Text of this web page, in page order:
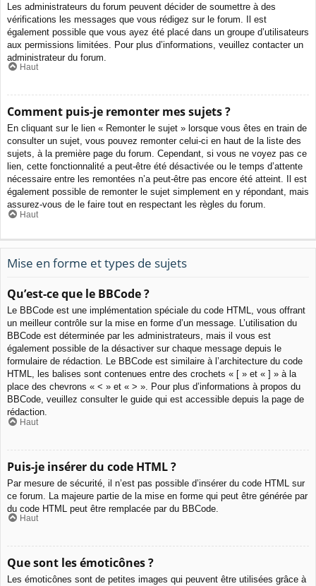
Les administrateurs du forum peuvent décider de soumettre à des
vérifications les messages que vous rédigez sur le forum. Il est
également possible que vous ayez été placé dans un groupe d’utilisateurs
aux permissions limitées. Pour plus d’informations, veuillez contacter un
administrateur du forum.
Haut
Comment puis-je remonter mes sujets ?
En cliquant sur le lien « Remonter le sujet » lorsque vous êtes en train de
consulter un sujet, vous pouvez remonter celui-ci en haut de la liste des
sujets, à la première page du forum. Cependant, si vous ne voyez pas ce
lien, cette fonctionnalité a peut-être été désactivée ou le temps d’attente
nécessaire entre les remontées n’a peut-être pas encore été atteint. Il est
également possible de remonter le sujet simplement en y répondant, mais
assurez-vous de le faire tout en respectant les règles du forum.
Haut
Mise en forme et types de sujets
Qu’est-ce que le BBCode ?
Le BBCode est une implémentation spéciale du code HTML, vous offrant
un meilleur contrôle sur la mise en forme d’un message. L’utilisation du
BBCode est déterminée par les administrateurs, mais il vous est
également possible de la désactiver sur chaque message depuis le
formulaire de rédaction. Le BBCode est similaire à l’architecture du code
HTML, les balises sont contenues entre des crochets « [ » et « ] » à la
place des chevrons « < » et « > ». Pour plus d’informations à propos du
BBCode, veuillez consulter le guide qui est accessible depuis la page de
rédaction.
Haut
Puis-je insérer du code HTML ?
Par mesure de sécurité, il n’est pas possible d’insérer du code HTML sur
ce forum. La majeure partie de la mise en forme qui peut être générée par
du code HTML peut être remplacée par du BBCode.
Haut
Que sont les émoticônes ?
Les émoticônes sont de petites images qui peuvent être utilisées grâce à